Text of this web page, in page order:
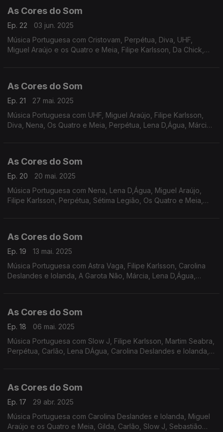
As Cores do Som
Ep. 22
03 jun. 2025
Música Portuguesa com Cristovam, Perpétua, Diva, UHF,
Miguel Araújo e os Quatro e Meia, Filipe Karlsson, Da Chick,
As Cores do Som
Ep. 21
27 mai. 2025
Música Portuguesa com UHF, Miguel Araújo, Filipe Karlsson,
Diva, Nena, Os Quatro e Meia, Perpétua, Lena D,Água, Márcia,
As Cores do Som
Ep. 20
20 mai. 2025
Música Portuguesa com Nena, Lena D,Água, Miguel Araújo,
Filipe Karlsson, Perpétua, Sétima Legião, Os Quatro e Meia,
As Cores do Som
Ep. 19
13 mai. 2025
Música Portuguesa com Astra Vaga, Filipe Karlsson, Carolina
Deslandes e Iolanda, A Garota Não, Márcia, Lena D,Água,
As Cores do Som
Ep. 18
06 mai. 2025
Música Portuguesa com Slow J, Filipe Karlsson, Martim Seabra,
Perpétua, Carlão, Lena DÁgua, Carolina Deslandes e Iolanda,
As Cores do Som
Ep. 17
29 abr. 2025
Música Portuguesa com Carolina Deslandes e Iolanda, Miguel
Araújo e os Quatro e Meia, Gilda, Carlão, Slow J, Sebastião